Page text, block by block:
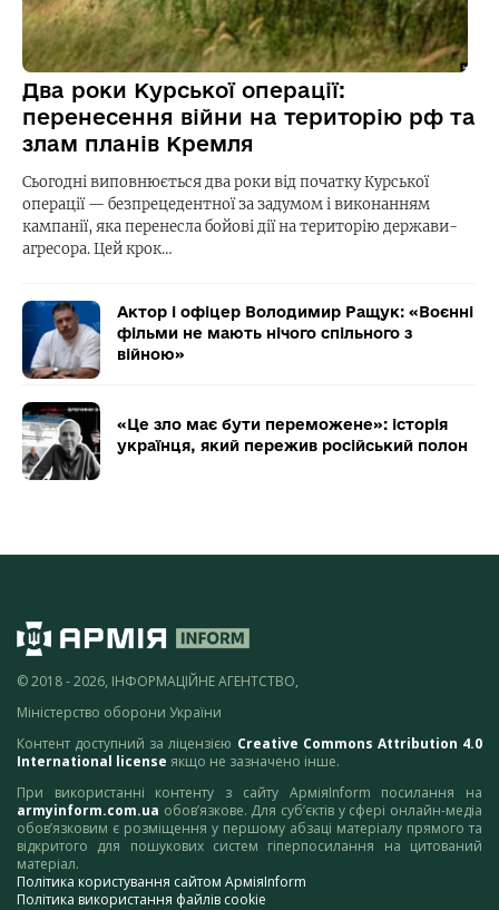
Два роки Курської операції:
перенесення війни на територію рф та
злам планів Кремля
Сьогодні виповнюється два роки від початку Курської
операції — безпрецедентної за задумом і виконанням
кампанії, яка перенесла бойові дії на територію держави-
агресора. Цей крок…
Актор і офіцер Володимир Ращук: «Воєнні
фільми не мають нічого спільного з
війною»
«Це зло має бути переможене»: історія
українця, який пережив російський полон
© 2018 - 2026, ІНФОРМАЦІЙНЕ АГЕНТСТВО,
Міністерство оборони України
Контент доступний за ліцензією Creative Commons Attribution 4.0
International license якщо не зазначено інше.
При використанні контенту з сайту АрміяInform посилання на
armyinform.com.ua обов’язкове. Для суб’єктів у сфері онлайн-медіа
обов’язковим є розміщення у першому абзаці матеріалу прямого та
відкритого для пошукових систем гіперпосилання на цитований
матеріал.
Політика користування сайтом АрміяInform
Політика використання файлів cookie